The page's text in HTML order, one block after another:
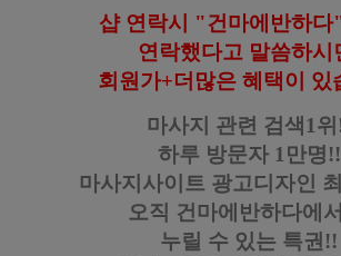
샵 연락시 "건마에반하다
연락했다고 말씀하시
회원가+더많은 혜택이 있
마사지 관련 검색1
하루 방문자 1만명!!
마사지사이트 광고디자인
오직 건마에반하다에
누릴 수 있는 특권!!